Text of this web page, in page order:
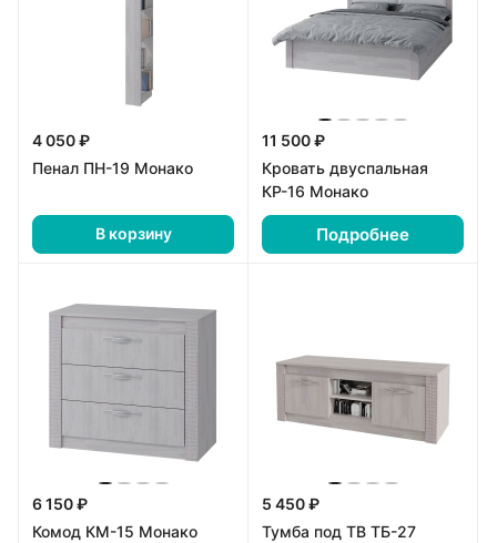
4 050 ₽
Пенал ПН-19 Монако
В корзину
11 500 ₽
Кровать двуспальная
КР-16 Монако
Подробнее
6 150 ₽
Комод КМ-15 Монако
5 450 ₽
Тумба под ТВ ТБ-27